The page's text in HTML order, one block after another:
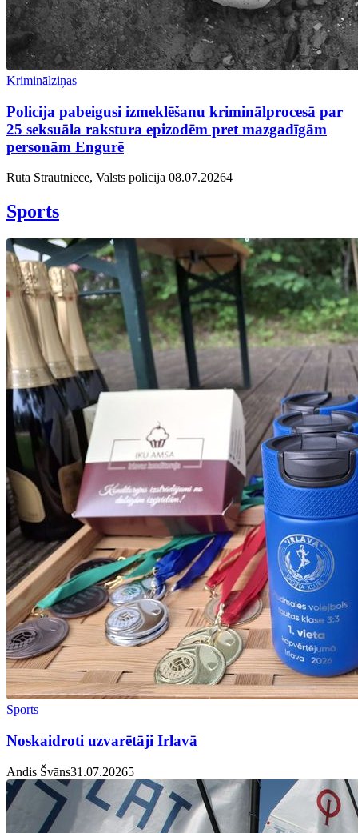
Kriminālziņas
Policija pabeigusi izmeklēšanu kriminālprocesā par
25 seksuāla rakstura epizodēm pret mazgadīgām
personām Engurē
Rūta Strautniece, Valsts policija 08.07.20264
Sports
Sports
Noskaidroti uzvarētāji Irlavā
Andis Švāns31.07.20265